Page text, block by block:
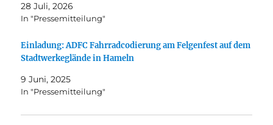
28 Juli, 2026
In "Pressemitteilung"
Einladung: ADFC Fahrradcodierung am Felgenfest auf dem
Stadtwerkeglände in Hameln
9 Juni, 2025
In "Pressemitteilung"